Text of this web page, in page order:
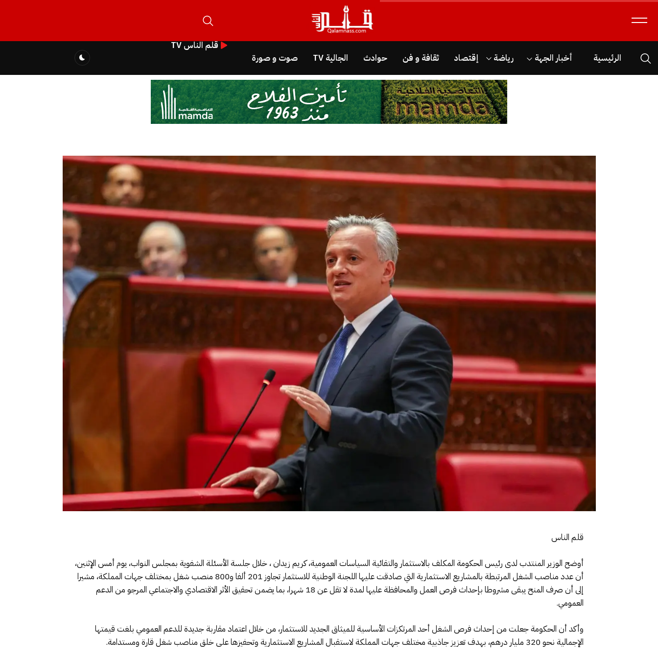
الرئيسية أخبار الجهة رياضة إقتصاد ثقافة و فن حوادث الجالية TV صوت و صورة
قلم الناس TV
قلم الناس
أوضح الوزير المنتدب لدى رئيس الحكومة المكلف بالاستثمار والتقائية السياسات العمومية، كريم زيدان ، خلال جلسة الأسئلة الشفوية بمجلس النواب، يوم أمس الإثنين،
أن عدد مناصب الشغل المرتبطة بالمشاريع الاستثمارية التي صادقت عليها اللجنة الوطنية للاستثمار تجاوز 201 ألفا و800 منصب شغل بمختلف جهات المملكة، مشيرا
إلى أن صرف المنح يبقى مشروطا بإحداث فرص العمل والمحافظة عليها لمدة لا تقل عن 18 شهرا، بما يضمن تحقيق الأثر الاقتصادي والاجتماعي المرجو من الدعم
العمومي.
وأكد أن الحكومة جعلت من إحداث فرص الشغل أحد المرتكزات الأساسية للميثاق الجديد للاستثمار، من خلال اعتماد مقاربة جديدة للدعم العمومي بلغت قيمتها
الإجمالية نحو 320 مليار درهم، بهدف تعزيز جاذبية مختلف جهات المملكة لاستقبال المشاريع الاستثمارية وتحفيزها على خلق مناصب شغل قارة ومستدامة.